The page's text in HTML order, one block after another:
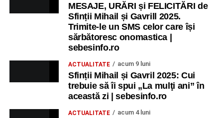
MESAJE, URĂRI și FELICITĂRI de
Sfinții Mihail și Gavrill 2025.
Trimite-le un SMS celor care își
sărbătoresc onomastica |
sebesinfo.ro
ACTUALITATE acum 9 luni
Sfinții Mihail și Gavril 2025: Cui
trebuie să îi spui „La mulţi ani” în
această zi | sebesinfo.ro
ACTUALITATE acum 4 luni